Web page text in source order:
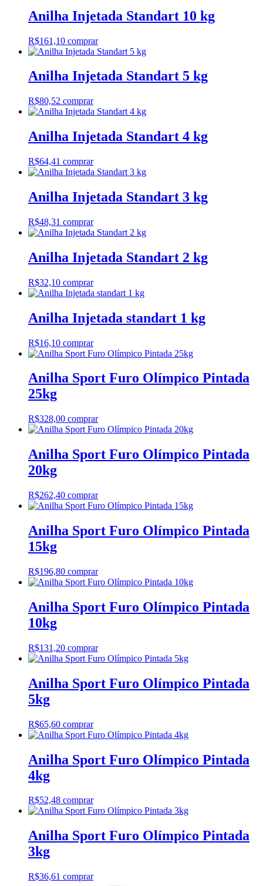
Anilha Injetada Standart 10 kg
R$161,10 comprar
Anilha Injetada Standart 5 kg
R$80,52 comprar
Anilha Injetada Standart 4 kg
R$64,41 comprar
Anilha Injetada Standart 3 kg
R$48,31 comprar
Anilha Injetada Standart 2 kg
R$32,10 comprar
Anilha Injetada standart 1 kg
R$16,10 comprar
Anilha Sport Furo Olímpico Pintada
25kg
R$328,00 comprar
Anilha Sport Furo Olímpico Pintada
20kg
R$262,40 comprar
Anilha Sport Furo Olímpico Pintada
15kg
R$196,80 comprar
Anilha Sport Furo Olímpico Pintada
10kg
R$131,20 comprar
Anilha Sport Furo Olímpico Pintada
5kg
R$65,60 comprar
Anilha Sport Furo Olímpico Pintada
4kg
R$52,48 comprar
Anilha Sport Furo Olímpico Pintada
3kg
R$36,61 comprar